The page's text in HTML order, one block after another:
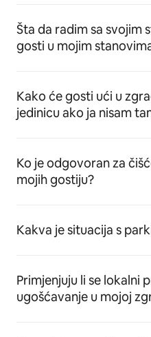
Šta da radim sa svojim
gosti u mojim
Kako će gosti ući u
jedinicu ako ja nisam
Ko je odgovoran za
mojih gostiju?
Kakva je situacija s
Primjenjuju li se lokalni
ugošćavanje u mojoj